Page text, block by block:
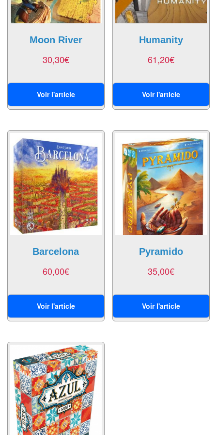
abstraits
Extensions
Accessoires
Backgammon
Jeux
traditionnels
Dominos
Jeu
de
Dames
Cartes
traditionnelles
Dés
Maquettes
Dames
Chinoises
Moon River
30,30€
Voir l'article
Humanity
61,20€
Voir l'article
Barcelona
60,00€
Voir l'article
Pyramido
35,00€
Voir l'article